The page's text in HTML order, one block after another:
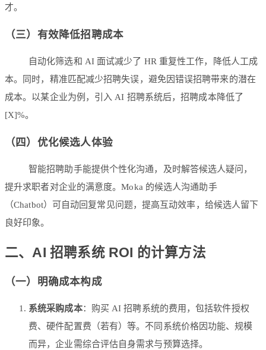
才。
（三）有效降低招聘成本
自动化筛选和 AI 面试减少了 HR 重复性工作，降低人工成
本。同时，精准匹配减少招聘失误，避免因错误招聘带来的潜在
成本。以某企业为例，引入 AI 招聘系统后，招聘成本降低了
[X]%。
（四）优化候选人体验
智能招聘助手能提供个性化沟通，及时解答候选人疑问，
提升求职者对企业的满意度。Moka 的候选人沟通助手
（Chatbot）可自动回复常见问题，提高互动效率，给候选人留下
良好印象。
二、AI 招聘系统 ROI 的计算方法
（一）明确成本构成
系统采购成本：购买 AI 招聘系统的费用，包括软件授权
费、硬件配置费（若有）等。不同系统价格因功能、规模
而异，企业需综合评估自身需求与预算选择。